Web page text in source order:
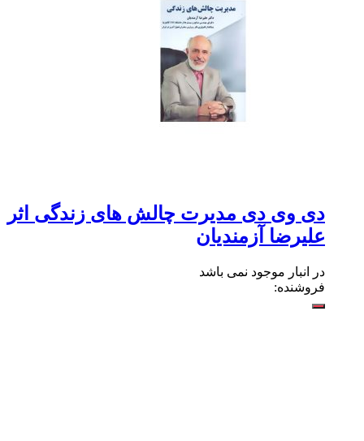
دی وی دی مدیرت چالش های زندگی اثر
علیرضا آزمندیان
در انبار موجود نمی باشد
فروشنده: